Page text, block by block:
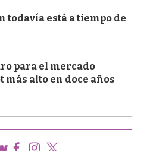
todavía está a tiempo de
para el mercado
más alto en doce años